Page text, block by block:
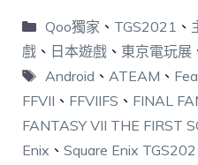
Qoo獨家 、 TGS2021 、
戲 、 日本遊戲 、 東京電玩展
Android 、 ATEAM 、
FFVII 、 FFVIIFS​ 、 FINAL
FANTASY VII THE FIRST
Enix 、 Square Enix